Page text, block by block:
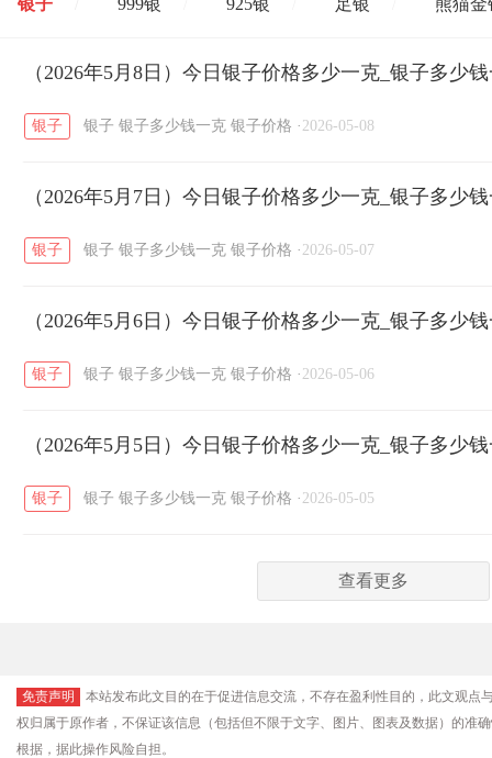
银子 999银 925银 足银 熊猫金
开国纪念币 大清银币 / 长城币 / 老
菜百 周生生 周大生
六福 / 金至尊 / 潮宏基 / 亚一金店
（2026年5月8日）今日银子价格多少一克_银子多少
银子 银子 银子多少钱一克 银子价格 · 2026-05-08
（2026年5月7日）今日银子价格多少一克_银子多少
银子 银子 银子多少钱一克 银子价格 · 2026-05-07
（2026年5月6日）今日银子价格多少一克_银子多少
银子 银子 银子多少钱一克 银子价格 · 2026-05-06
（2026年5月5日）今日银子价格多少一克_银子多少
银子 银子 银子多少钱一克 银子价格 · 2026-05-05
查看更多
免责声明
本站发布此文目的在于促进信息交流，不存在盈利性目的，此文观
权归属于原作者，不保证该信息（包括但不限于文字、图片、图表及数据）的准
根据，据此操作风险自担。